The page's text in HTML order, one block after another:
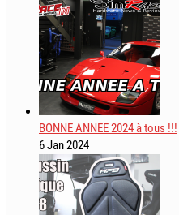
BONNE ANNEE 2024 à tous !!!
6 Jan 2024